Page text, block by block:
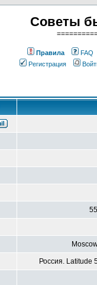
Советы
Правила
FAQ
Регистрация
Россия. Latitude